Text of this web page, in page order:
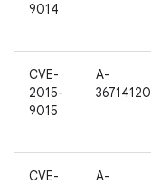
9014
CVE-
2015-
9015
A-
36714120
CVE-
A-